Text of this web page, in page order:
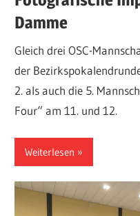
Damme
Gleich drei OSC-
der
2. als auch die 5.
Four“ am 11. und 12.
Weiterlesen